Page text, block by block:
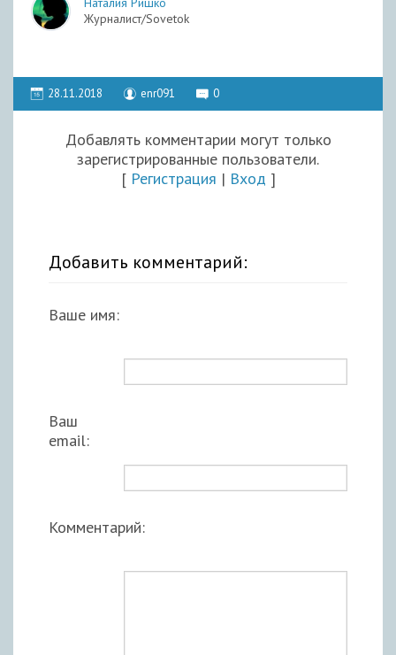
Журналист/Sovetok
28.11.2018 enr091 0
Добавлять комментарии могут только
зарегистрированные пользователи.
[ Регистрация | Вход ]
Добавить комментарий:
Ваше имя:
Ваш
email:
Комментарий: